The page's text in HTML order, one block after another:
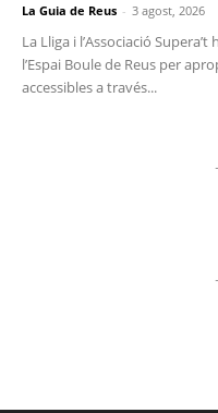
La Guia de Reus - 3 agost, 2026
La Lliga i l’Associació
l’Espai Boule de Reus per
accessibles a través...